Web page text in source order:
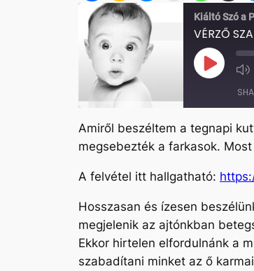
Kiáltó Szó a
VÉRZŐ
Play
Episode
SHARE
Amiről beszéltem a tegnapi
megsebezték a farkasok.
A felvétel itt hallgatható:
Hosszasan és ízesen
megjelenik az ajtónkban
Ekkor hirtelen elfordulnánk a
szabadítani minket az ő